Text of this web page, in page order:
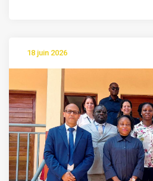
18 juin 2026